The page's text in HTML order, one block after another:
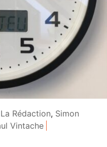
La Rédaction, Simon
Vintache